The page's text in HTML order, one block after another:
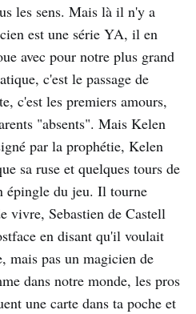
les sens. Mais là il n'y a
est une série YA, il en
avec pour notre plus grand
c'est le passage de
c'est les premiers amours,
"absents". Mais Kelen
par la prophétie, Kelen
sa ruse et quelques tours de
épingle du jeu. Il tourne
vivre, Sebastien de Castell
en disant qu'il voulait
mais pas un magicien de
dans notre monde, les pros
une carte dans ta poche et